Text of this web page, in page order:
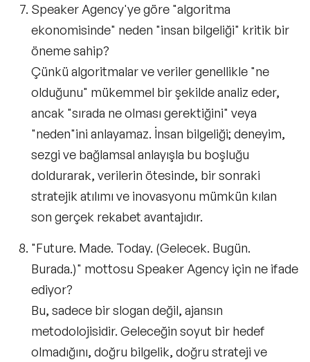
Speaker Agency'ye göre "algoritma
ekonomisinde" neden "insan bilgeliği" kritik bir
öneme sahip?
Çünkü algoritmalar ve veriler genellikle "ne
olduğunu" mükemmel bir şekilde analiz eder,
ancak "sırada ne olması gerektiğini" veya
"neden"ini anlayamaz. İnsan bilgeliği; deneyim,
sezgi ve bağlamsal anlayışla bu boşluğu
doldurarak, verilerin ötesinde, bir sonraki
stratejik atılımı ve inovasyonu mümkün kılan
son gerçek rekabet avantajıdır.
"Future. Made. Today. (Gelecek. Bugün.
Burada.)" mottosu Speaker Agency için ne ifade
ediyor?
Bu, sadece bir slogan değil, ajansın
metodolojisidir. Geleceğin soyut bir hedef
olmadığını, doğru bilgelik, doğru strateji ve